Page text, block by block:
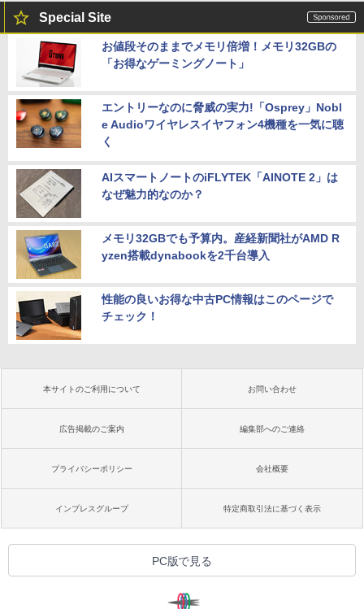
Special Site
お値段そのままでメモリ倍増！メモリ32GBの
「お得なゲーミングノート」
エントリーなのに脅威の実力!「Osprey」Nobl
e Audioワイヤレスイヤフォン4機種を一気に聴
く
AIスマートノートのiFLYTEK「AINOTE 2」は
なぜ魅力的なのか？
メモリ32GBでも予算内。産経新聞社がAMD R
yzen搭載dynabookを2千台導入
性能の良いお得な中古PC情報はこのページで
チェック！
本サイトのご利用について お問い合わせ
広告掲載のご案内 編集部へのご連絡
プライバシーポリシー 会社概要
インプレスグループ 特定商取引法に基づく表示
PC版で見る